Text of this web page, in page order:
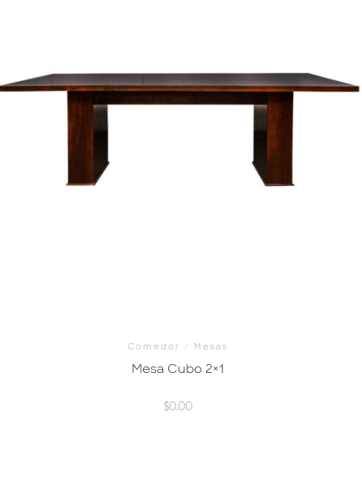
Comedor / Mesas
Mesa Cubo 2×1
$0.00